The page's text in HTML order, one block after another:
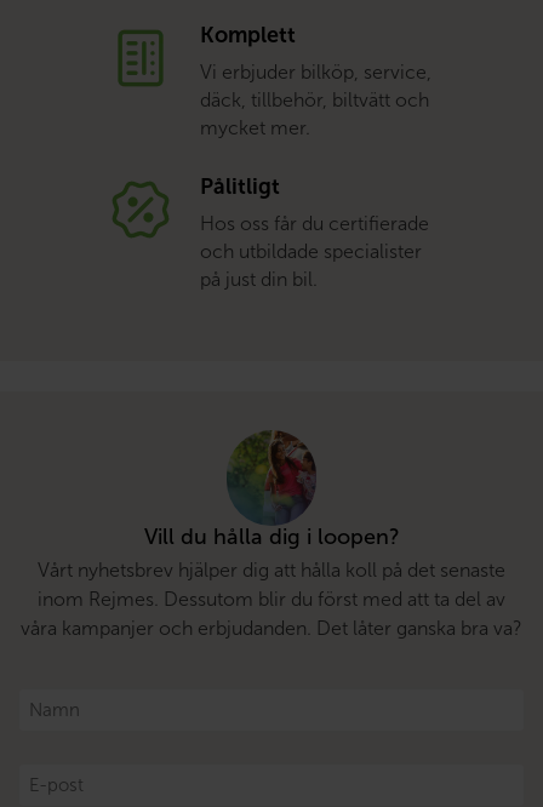
Komplett
Vi erbjuder bilköp, service,
däck, tillbehör, biltvätt och
mycket mer.
Pålitligt
Hos oss får du certifierade
och utbildade specialister
på just din bil.
Vill du hålla dig i loopen?
Vårt nyhetsbrev hjälper dig att hålla koll på det senaste
inom Rejmes. Dessutom blir du först med att ta del av
våra kampanjer och erbjudanden. Det låter ganska bra va?
Namn
E-
post